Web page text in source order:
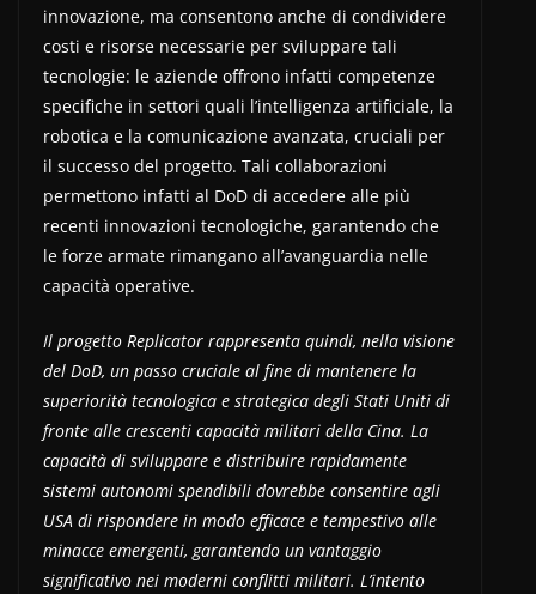
innovazione, ma consentono anche di condividere
costi e risorse necessarie per sviluppare tali
tecnologie: le aziende offrono infatti competenze
specifiche in settori quali l’intelligenza artificiale, la
robotica e la comunicazione avanzata, cruciali per
il successo del progetto. Tali collaborazioni
permettono infatti al DoD di accedere alle più
recenti innovazioni tecnologiche, garantendo che
le forze armate rimangano all’avanguardia nelle
capacità operative.
Il progetto Replicator rappresenta quindi, nella visione
del DoD, un passo cruciale al fine di mantenere la
superiorità tecnologica e strategica degli Stati Uniti di
fronte alle crescenti capacità militari della Cina. La
capacità di sviluppare e distribuire rapidamente
sistemi autonomi spendibili dovrebbe consentire agli
USA di rispondere in modo efficace e tempestivo alle
minacce emergenti, garantendo un vantaggio
significativo nei moderni conflitti militari. L’intento